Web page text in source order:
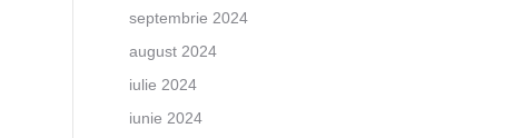
septembrie 2024
august 2024
iulie 2024
iunie 2024